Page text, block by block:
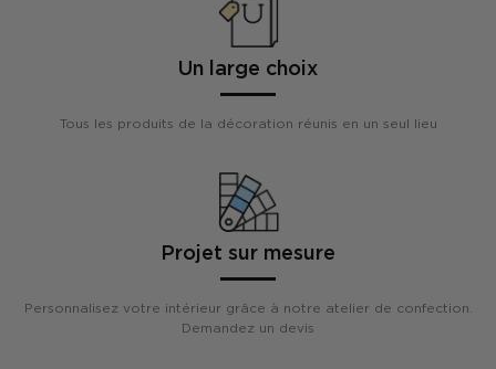
Un large choix
Tous les produits de la décoration réunis en un seul lieu
Projet sur mesure
Personnalisez votre intérieur grâce à notre atelier de confection.
Demandez un devis